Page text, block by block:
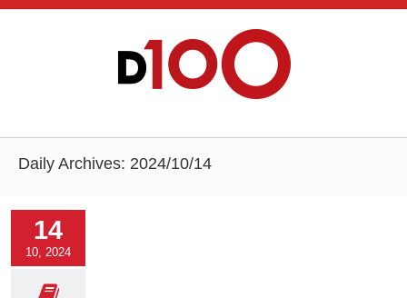
Daily Archives: 2024/10/14
14
10, 2024